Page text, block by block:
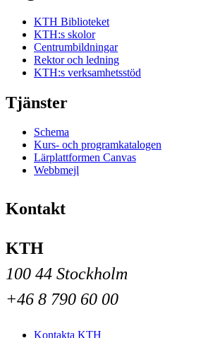
KTH Biblioteket
KTH:s skolor
Centrumbildningar
Rektor och ledning
KTH:s verksamhetsstöd
Tjänster
Schema
Kurs- och programkatalogen
Lärplattformen Canvas
Webbmejl
Kontakt
KTH
100 44 Stockholm
+46 8 790 60 00
Kontakta KTH